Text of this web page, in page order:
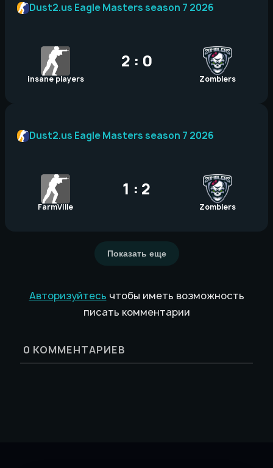
insane players
2 : 0
Zomblers
Dust2.us Eagle Masters season 7 2026
FarmVille
1 : 2
Zomblers
Dust2.us Eagle Masters season 7 2026
Показать еще
Авторизуйтесь чтобы иметь возможность
писать комментарии
0 КОММЕНТАРИЕВ